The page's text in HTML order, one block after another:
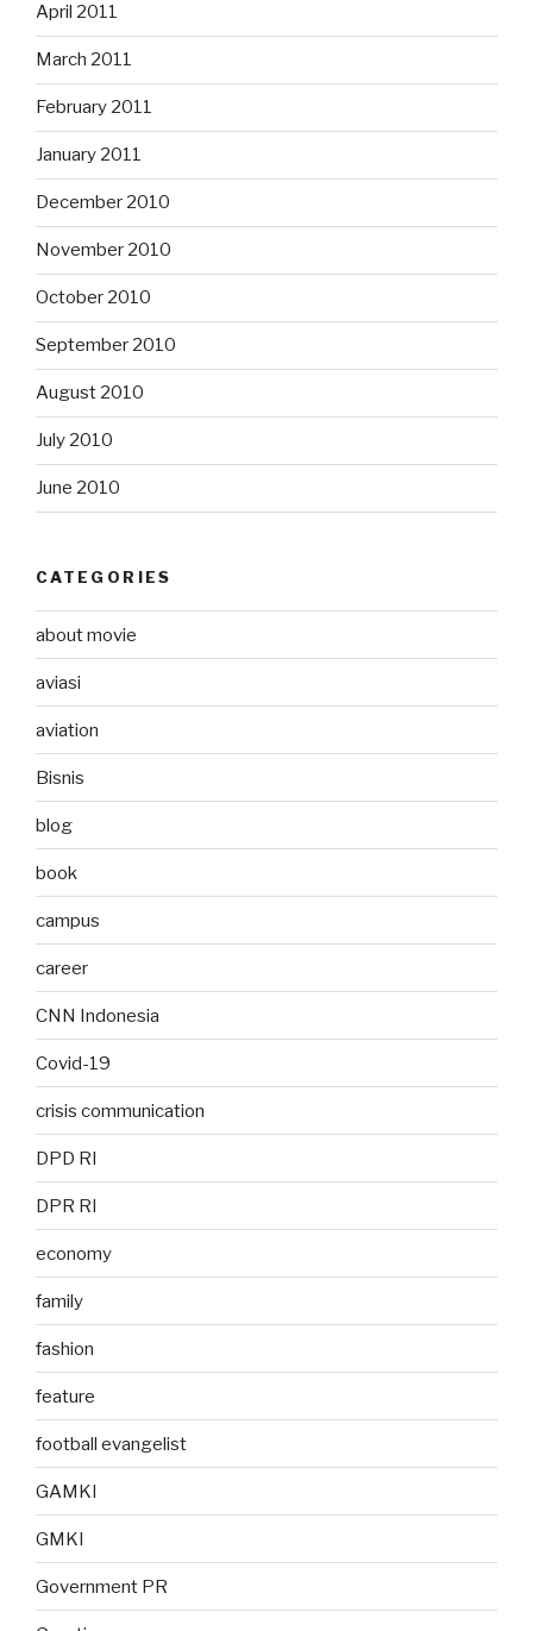
April 2011
March 2011
February 2011
January 2011
December 2010
November 2010
October 2010
September 2010
August 2010
July 2010
June 2010
CATEGORIES
about movie
aviasi
aviation
Bisnis
blog
book
campus
career
CNN Indonesia
Covid-19
crisis communication
DPD RI
DPR RI
economy
family
fashion
feature
football evangelist
GAMKI
GMKI
Government PR